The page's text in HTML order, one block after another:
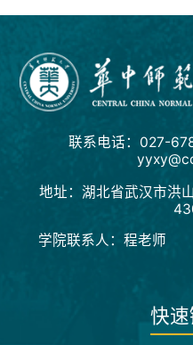
联系电话：027-
地址：湖北省武汉市
学院联系人：程老师
快